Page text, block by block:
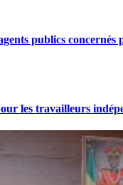
publics concernés
les travailleurs